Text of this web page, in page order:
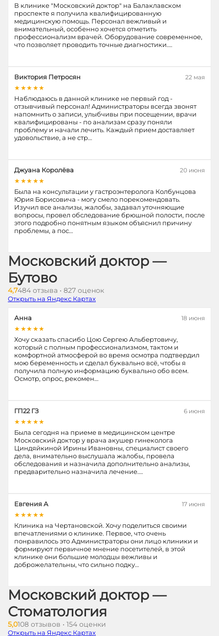
В клинике "Московский доктор" на Балаклавском
проспекте я получила квалифицированную
медицинскую помощь. Персонал вежливый и
внимательный, особенно хочется отметить
профессионализм врачей. Оборудование современное,
что позволяет проводить точные диагностики.…
Виктория Петросян 22 мая
★★★★★
Наблюдаюсь в данной клинике не первый год -
отзывчивый персонал! Администраторы всегда звонят
напомнить о записи, улыбчивы при посещении, врачи
квалифицированы - по анализам сразу поняли
проблему и начали лечить. Каждый прием доставляет
удовольствие, а не стр…
Джуана Королёва 20 июня
★★★★★
Была на консультации у гастроэнтеролога Колбунцова
Юрия Борисовича - могу смело порекомендовать.
Изучил все анализы, жалобы, задавал уточняющие
вопросы, провел обследование брюшной полости, после
этого подробно понятным языком объяснил причину
проблемы, а пос…
Московский доктор —
Бутово
4,7484 отзыва • 827 оценок
Открыть на Яндекс Картах
Анна 18 июня
★★★★★
Хочу сказать спасибо Цою Сергею Альбертовичу,
который с полным профессионализмом, тактом и
комфортной атмосферой во время осмотра подтвердил
мою беременность и сделал буквально всё, чтобы я
получила полную информацию буквально обо всем.
Осмотр, опрос, рекомен…
ГП22 ГЗ 6 июня
★★★★★
Была сегодня на приеме в медицинском центре
Московский доктор у врача акушер гинеколога
Циндяйкиной Ирины Ивановны, специалист своего
дела, внимательно выслушала жалобы, провела
обследования и назначила дополнительно анализы,
предварительно назначила лечение.…
Евгения А 17 июня
★★★★★
Клиника на Чертановской. Хочу поделиться своими
впечатлениями о клинике. Первое, что очень
понравилось это Администраторы они лицо клиники и
формируют первичное мнение посетителей, в этой
клинике они большие молодцы вежливы и
доброжелательны, что сильно подку…
Московский доктор —
Стоматология
5,0108 отзывов • 154 оценки
Открыть на Яндекс Картах